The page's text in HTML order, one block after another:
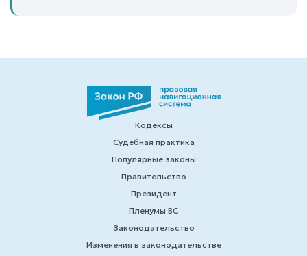
Кодексы
Судебная практика
Популярные законы
Правительство
Президент
Пленумы ВС
Законодательство
Изменения в законодательстве